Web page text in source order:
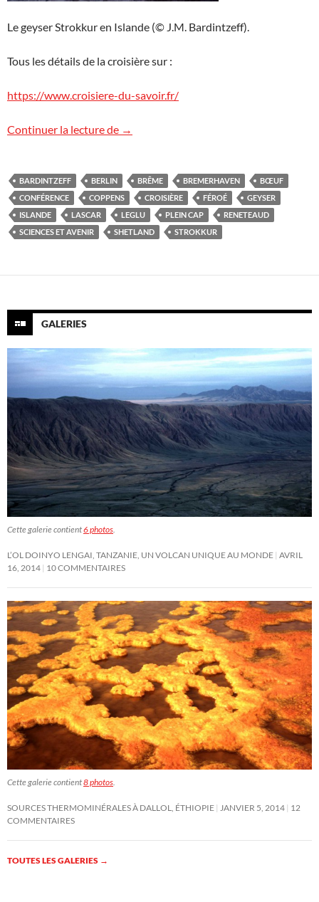
Le geyser Strokkur en Islande (© J.M. Bardintzeff).
Tous les détails de la croisière sur :
https://www.croisiere-du-savoir.fr/
Continuer la lecture de La Croisière du Savoir en Islande
→
BARDINTZEFF BERLIN BRÊME BREMERHAVEN
BŒUF
CONFÉRENCE
COPPENS CROISIÈRE FÉROÉ
GEYSER
ISLANDE
LASCAR LEGLU PLEIN CAP
RENETEAUD
SCIENCES ET AVENIR
SHETLAND STROKKUR
GALERIES
Cette galerie contient6 photos
L’OL DOINYO LENGAI, TANZANIE, UN VOLCAN UNIQUE AU MONDE AVRIL
16, 2014 10 COMMENTAIRES
Cette galerie contient8 photos
SOURCES THERMOMINÉRALES À DALLOL, ÉTHIOPIE JANVIER 5, 2014 12
COMMENTAIRES
TOUTES LES GALERIES →